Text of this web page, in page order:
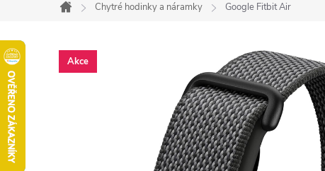
Domů
Chytré hodinky a náramky Google Fitbit Air
Akce